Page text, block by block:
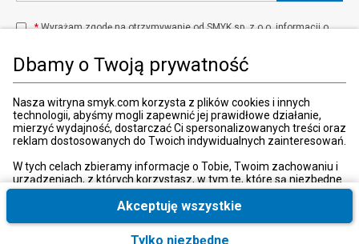
Dbamy o Twoją prywatność
Nasza witryna smyk.com korzysta z plików cookies i innych
technologii, abyśmy mogli zapewnić jej prawidłowe działanie,
mierzyć wydajność, dostarczać Ci spersonalizowanych treści oraz
reklam dostosowanych do Twoich indywidualnych zainteresowań.
W tych celach zbieramy informacje o Tobie, Twoim zachowaniu i
urządzeniach, z których korzystasz, w tym te, które są niezbędne
do prawidłowego funkcjonowania strony internetowej smyk.com.
Te niezbędne pliki cookies możesz wyłączyć zmieniając
Tylko niezbędne
Akceptuję wszystkie
*Wyrażam zgodę na otrzymywanie od SMYK sp. z o.o. informacji o
elektronicznej (e-mail).
W każdej chwili możesz z łatwością cofnąć wyrażone zgody.
Kraj i język: Polska (Poland)